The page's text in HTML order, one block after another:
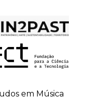
em Música